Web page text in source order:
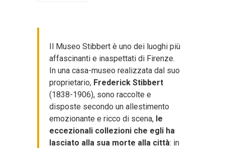
Il Museo Stibbert è uno dei luoghi più
affascinanti e inaspettati di Firenze.
In una casa-museo realizzata dal suo
proprietario, Frederick Stibbert
(1838-1906), sono raccolte e
disposte secondo un allestimento
emozionante e ricco di scena, le
eccezionali collezioni che egli ha
lasciato alla sua morte alla città: in